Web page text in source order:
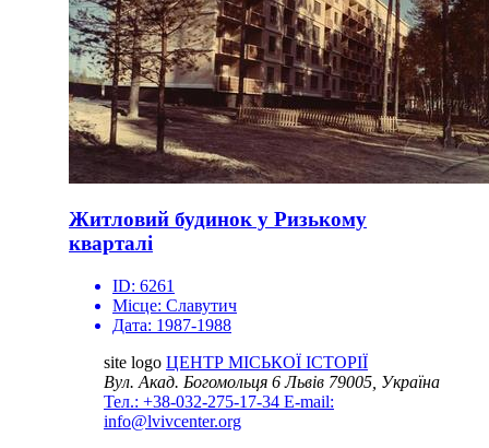
Житловий будинок у Ризькому
кварталі
ID: 6261
Місце: Славутич
Дата: 1987-1988
site logo ЦЕНТР МІСЬКОЇ ІСТОРІЇ
Вул. Акад. Богомольця 6Львів 79005, Україна
Тел.: +38-032-275-17-34 E-mail:
info@lvivcenter.org